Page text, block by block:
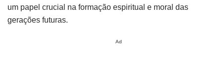
um papel crucial na formação espiritual e moral das
gerações futuras.
Ad